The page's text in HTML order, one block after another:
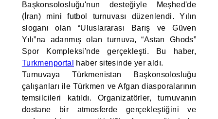
Başkonsolosluğu'nun desteğiyle Meşhed'de
(İran) mini futbol turnuvası düzenlendi. Yılın
sloganı olan “Uluslararası Barış ve Güven
Yılı”na adanmış olan turnuva, “Astan Ghods”
Spor Kompleksi'nde gerçekleşti. Bu haber,
Turkmenportal
haber sitesinde yer aldı.
Turnuvaya Türkmenistan Başkonsolosluğu
çalışanları ile Türkmen ve Afgan diasporalarının
temsilcileri katıldı. Organizatörler, turnuvanın
dostane bir atmosferde gerçekleştiğini ve